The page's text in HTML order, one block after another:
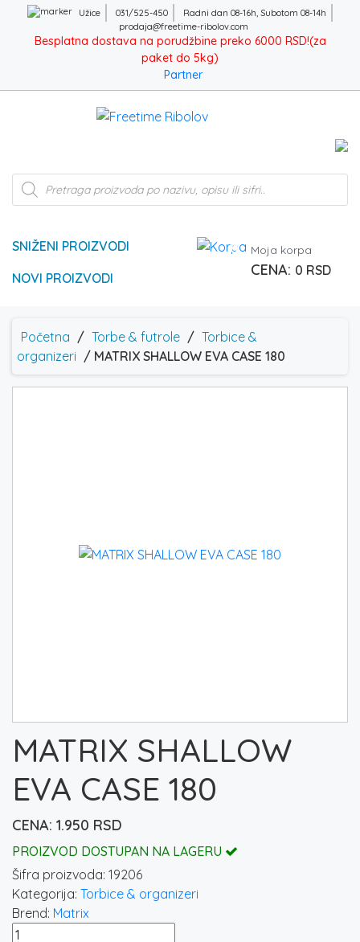
Užice 031/525-450
Radni dan 08-16h, Subotom 08-14h
prodaja@freetime-ribolov.com
Besplatna dostava na porudžbine preko 6000 RSD!(za
paket do 5kg)
Partner
Products
search
SNIŽENI PROIZVODI
NOVI PROIZVODI
0 Moja korpa
0 RSD
Početna / Torbe & futrole / Torbice &
organizeri / MATRIX SHALLOW EVA CASE 180
MATRIX SHALLOW
EVA CASE 180
1.950 RSD
PROIZVOD DOSTUPAN NA LAGERU
Šifra proizvoda: 19206
Kategorija: Torbice & organizeri
Brend: Matrix
MATRIX